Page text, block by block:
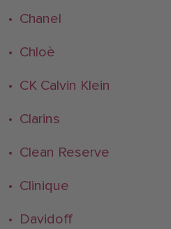
• Chanel
• Chloè
• CK Calvin Klein
• Clarins
• Clean Reserve
• Clinique
• Davidoff